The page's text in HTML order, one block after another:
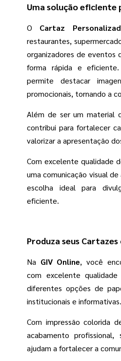
Uma solução eficiente
O Cartaz
restaurantes,
organizadores de eventos
forma rápida e
permite destacar
promocionais, tornando a
Além de ser um material
contribui para fortalecer
valorizar a apresentação
Com excelente qualidade
uma comunicação visual
escolha ideal para
eficiente.
Produza seus
Na GIV Online, você
com excelente
diferentes opções de
institucionais e informativas.
Com impressão colorida
acabamento
ajudam a fortalecer a